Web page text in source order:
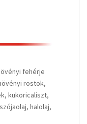
fehérje
rostok,
kukoricaliszt,
halolaj,